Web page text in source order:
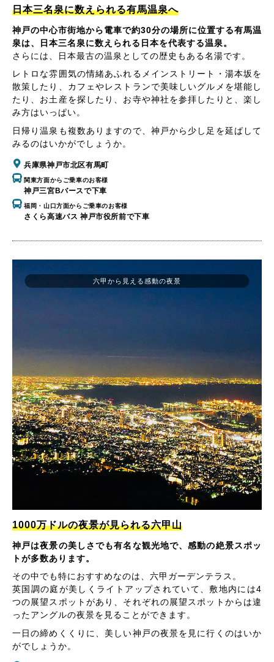
日本三名泉に数えられる有馬温泉へ
神戸の中心市街地から電車で約30分の場所に位置する有馬温
泉は、日本三名泉に数えられる日本を代表する温泉。
さらには、日本最古の温泉としての歴史もある名湯です。
レトロな雰囲気の情緒あふれるメインストリート・湯本坂を
散策したり、カフェやレストランで美味しいグルメを堪能し
たり、お土産を探したり、お寺や神社を参拝したりと、楽し
み方はいっぱい。
日帰り温泉も複数ありますので、神戸から少し足を延ばして
みるのはいかがでしょうか。
兵庫県神戸市北区有馬町
関東方面からご乗車のお客様
神戸三宮Bバースで下車
福岡・山口方面からご乗車のお客様
さくら高速バス 神戸市役所前で下車
1000万ドルの夜景が見られる六甲山
神戸は夜景の美しさでも有名な観光地で、感動の絶景スポッ
トが多数あります。
その中でも特におすすめなのは、六甲ガーデンテラス。
英国調の庭が美しくライトアップされていて、敷地内には4
つの展望スポットがあり、それぞれの展望スポットからは違
ったアングルの夜景を見ることができます。
一日の締めくくりに、美しい神戸の夜景を見に行くのはいか
がでしょうか。
六甲から見える感動の夜景